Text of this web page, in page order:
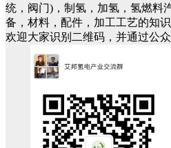
统，阀门)，制氢，加氢，氢燃料
备，材料，配件，加工工艺的知
欢迎大家识别二维码，并通过公